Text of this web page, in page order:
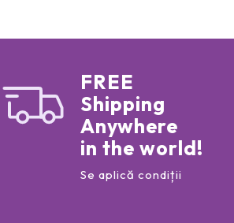
FREE
Shipping
Anywhere
in the world!
Se aplică condiții